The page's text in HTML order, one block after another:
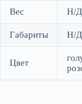
Вес Н/Д
Габариты Н/Д
Цвет